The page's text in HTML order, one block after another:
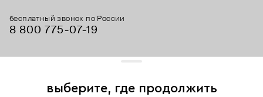
бесплатный звонок по России
8 800 775⁠-07⁠-19
выберите, где продолжить